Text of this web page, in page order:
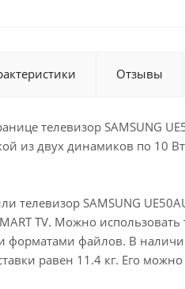
Отзывы
телевизор SAMSUNG
из двух динамиков по 10
телевизор SAMSUNG
TV. Можно
форматами файлов. В
равен 11.4 кг. Его